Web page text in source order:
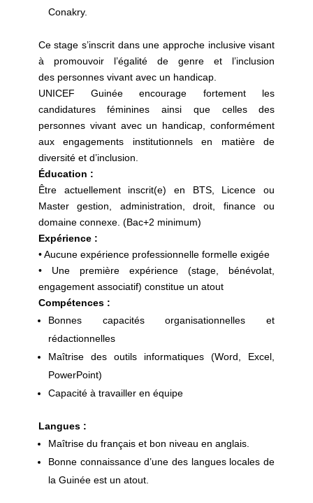
Conakry.
Ce stage s’inscrit dans une approche inclusive visant
à promouvoir l’égalité de genre et l’inclusion
des personnes vivant avec un handicap.
UNICEF Guinée encourage fortement les
candidatures féminines ainsi que celles des
personnes vivant avec un handicap, conformément
aux engagements institutionnels en matière de
diversité et d’inclusion.
Éducation :
Être actuellement inscrit(e) en BTS, Licence ou
Master gestion, administration, droit, finance ou
domaine connexe. (Bac+2 minimum)
Expérience :
• Aucune expérience professionnelle formelle exigée
• Une première expérience (stage, bénévolat,
engagement associatif) constitue un atout
Compétences :
Bonnes capacités organisationnelles et
rédactionnelles
Maîtrise des outils informatiques (Word, Excel,
PowerPoint)
Capacité à travailler en équipe
Langues :
Maîtrise du français et bon niveau en anglais.
Bonne connaissance d’une des langues locales de
la Guinée est un atout.